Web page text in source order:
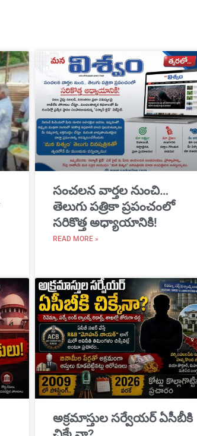
సంచలన వార్తల నుంచి…
తెలుగు పత్రికా ప్రపంచంలో
సరికొత్త అధ్యాయానికి!
READ MORE »
అక్రమాస్తుల సర్వేయర్ ఏసీబీకి